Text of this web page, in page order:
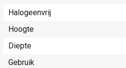
Halogeenvrij
Hoogte
Diepte
Gebruik